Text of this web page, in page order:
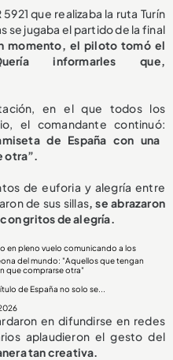
que realizaba la ruta Turín
se jugaba el partido de la final
momento, el piloto tomó el
informarles que,
en el que todos los
el comandante continuó:
de España con una
otra”.
de euforia y alegría entre
de sus sillas, se abrazaron
gritos de alegría.
pleno vuelo comunicando a los
del mundo: "Aquellos que tengan
que comprarse otra"
de España no solo se...
en difundirse en redes
aplaudieron el gesto del
tan creativa.